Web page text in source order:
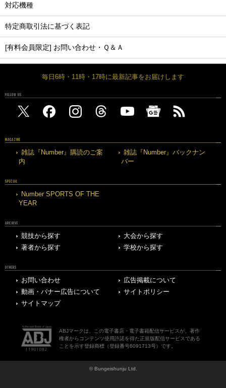
対応機種
特定商取引法に基づく表記
[有料会員限定] お問い合わせ・Ｑ＆Ａ
毎日6時・11時・17時に最新記事をお届けします
FOLLOW US
MAGAZINE
雑誌『Number』購読のご案
内
雑誌『Number』バックナン
バー
SPECIAL
Number SPORTS OF THE
YEAR
ARCHIVE
競技から探す
大会から探す
著者から探す
学校から探す
OTHERS
お問い合わせ
広告掲載について
動画・バナー広告について
サイトポリシー
サイトマップ
ABJマークは、この電子書店・電子書籍配信サービスが、著作
権者からコンテンツ使用許諾を得た正規版配信サービスである
ことを示す登録商標（登録番号6091713号）です。
© Bungeishunju Ltd.